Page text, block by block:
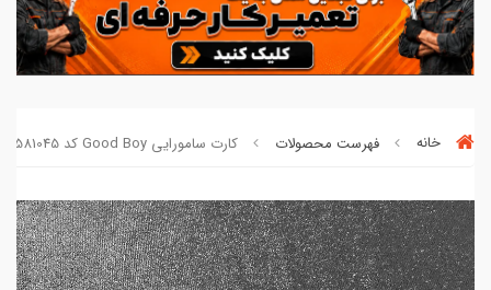
خانه فهرست محصولات کارت سامورایی Good Boy کد 0793581045